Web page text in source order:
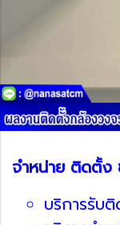
จำหน่าย ติดตั้ง
บริการรับ